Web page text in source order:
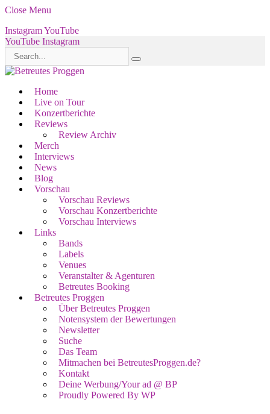
Close Menu
InstagramYouTube
YouTube Instagram
Home
Live on Tour
Konzertberichte
Reviews
Review Archiv
Merch
Interviews
News
Blog
Vorschau
Vorschau Reviews
Vorschau Konzertberichte
Vorschau Interviews
Links
Bands
Labels
Venues
Veranstalter & Agenturen
Betreutes Booking
Betreutes Proggen
Über Betreutes Proggen
Notensystem der Bewertungen
Newsletter
Suche
Das Team
Mitmachen bei BetreutesProggen.de?
Kontakt
Deine Werbung/Your ad @ BP
Proudly Powered By WP